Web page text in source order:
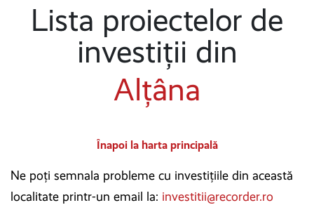
Lista proiectelor de
investiții din
Alțâna
Înapoi la harta principală
Ne poți semnala probleme cu investițiile din această
localitate printr-un email la: investitii@recorder.ro